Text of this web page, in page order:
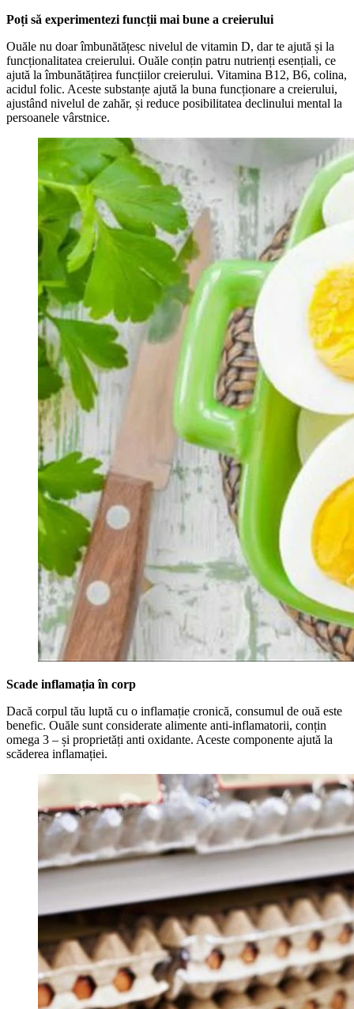
Poți să experimentezi funcții mai bune a creierului
Ouăle nu doar îmbunătățesc nivelul de vitamin D, dar te ajută și la
funcționalitatea creierului. Ouăle conțin patru nutrienți esențiali, ce
ajută la îmbunătățirea funcțiilor creierului. Vitamina B12, B6, colina,
acidul folic. Aceste substanțe ajută la buna funcționare a creierului,
ajustând nivelul de zahăr, și reduce posibilitatea declinului mental la
persoanele vârstnice.
Scade inflamația în corp
Dacă corpul tău luptă cu o inflamație cronică, consumul de ouă este
benefic. Ouăle sunt considerate alimente anti-inflamatorii, conțin
omega 3 – și proprietăți anti oxidante. Aceste componente ajută la
scăderea inflamației.